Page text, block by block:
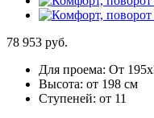
78 953 руб.
Для проема: От
Высота: от 198 см
Ступеней: от 11